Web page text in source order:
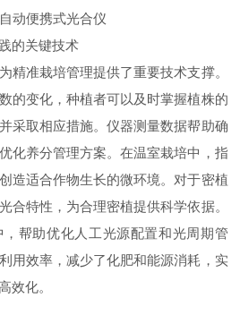
的关键技术
准栽培管理提供了重要技术支撑。
的变化，种植者可以及时掌握植株的
采取相应措施。仪器测量数据帮助确
化养分管理方案。在温室栽培中，指
造适合作物生长的微环境。对于密植
合特性，为合理密植提供科学依据。
帮助优化人工光源配置和光周期管
用效率，减少了化肥和能源消耗，实
效化。